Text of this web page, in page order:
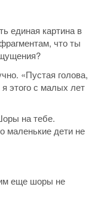
картина в
что ты
«Пустая голова,
этого с малых лет
на тебе.
маленькие дети не
шоры не